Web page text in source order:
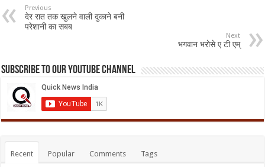
Previous
देर रात तक खुलने वाली दुकाने बनी
परेशानी का सबब
Next
भगवान भरोसे ए टी एम्
Subscribe to our Youtube Channel
Recent Popular Comments Tags